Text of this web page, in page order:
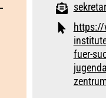
https://
fuer-